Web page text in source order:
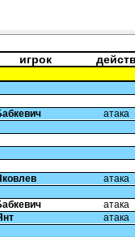
игрок
атака
атака
атака
атака